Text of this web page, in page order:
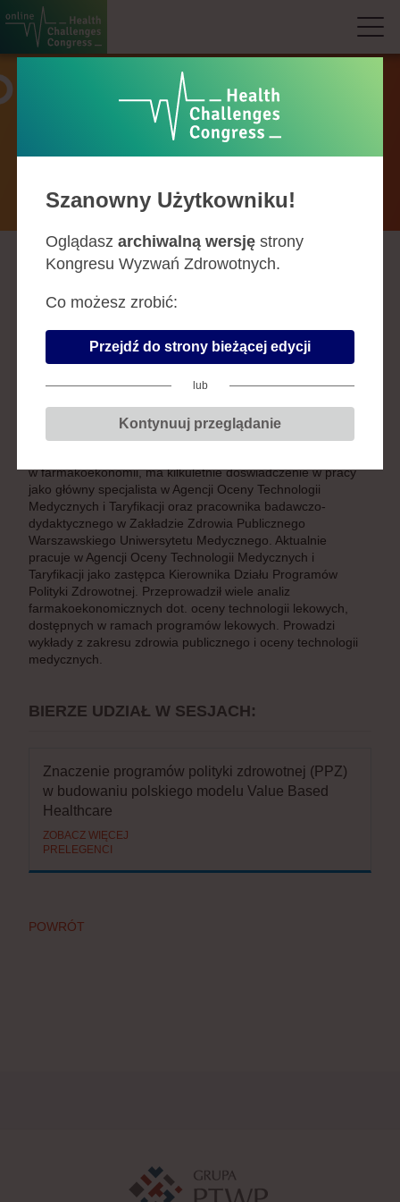
Prelegenci
B C D F G H J K L Ł
TOMASZ TATARA
Firma:Wydział Oceny Technologii
Medycznych, Agencja Oceny
Doktor nauk o zdrowiu, specjalista ds. zdrowia publicznego,
w farmakoekonomii, ma kilkuletnie doświadczenie w pracy
jako główny specjalista w Agencji Oceny Technologii
Medycznych i Taryfikacji oraz pracownika badawczo-
dydaktycznego w Zakładzie Zdrowia Publicznego
Warszawskiego Uniwersytetu Medycznego. Aktualnie
pracuje w Agencji Oceny Technologii Medycznych i
Taryfikacji jako zastępca Kierownika Działu Programów
Polityki Zdrowotnej. Przeprowadził wiele analiz
farmakoekonomicznych dot. oceny technologii lekowych,
dostępnych w ramach programów lekowych. Prowadzi
wykłady z zakresu zdrowia publicznego i oceny technologii
medycznych.
BIERZE UDZIAŁ W SESJACH:
Znaczenie programów polityki zdrowotnej (PPZ)
w budowaniu polskiego modelu Value Based
Healthcare
ZOBACZ WIĘCEJ
PRELEGENCI
POWRÓT
Szanowny Użytkowniku!
Oglądasz archiwalną wersję strony
Kongresu Wyzwań Zdrowotnych.
Co możesz zrobić:
Przejdź do strony bieżącej edycji
lub
Kontynuuj przeglądanie